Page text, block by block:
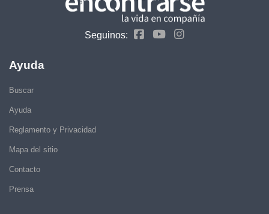
Seguinos:
Ayuda
Buscar
Ayuda
Reglamento y Privacidad
Mapa del sitio
Contacto
Prensa